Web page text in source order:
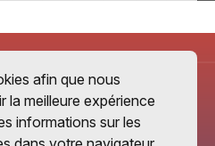
afin que nous
la meilleure expérience
informations sur les